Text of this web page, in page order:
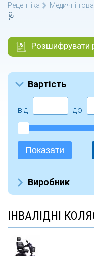
Рецептіка Медичні
🩺
Розшифрувати
Вартість
від до
Показати
Виробник
ІНВАЛІДНІ